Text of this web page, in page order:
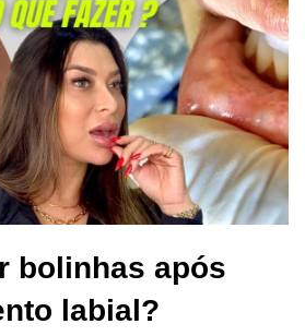
bolinhas após
labial?